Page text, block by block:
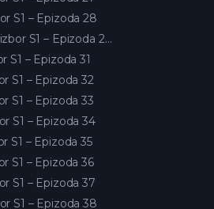
S1 – Epizoda 28
Larin izbor S1 – Epizoda 29 i 30
S1 – Epizoda 31
S1 – Epizoda 32
S1 – Epizoda 33
S1 – Epizoda 34
S1 – Epizoda 35
S1 – Epizoda 36
S1 – Epizoda 37
S1 – Epizoda 38